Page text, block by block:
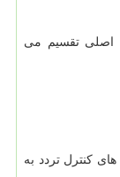
اصلی تقسیم می
کنترل تردد به